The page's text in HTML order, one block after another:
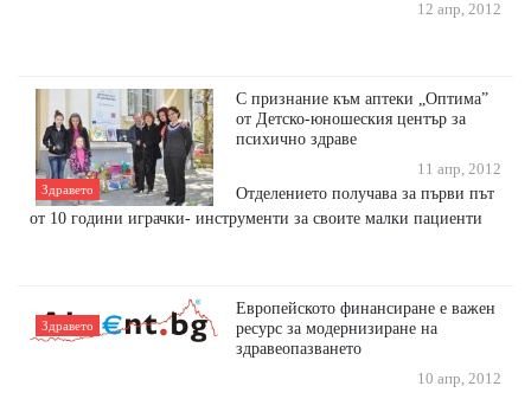
12 апр, 2012
Здравето
С признание към аптеки „Оптима”
от Детско-юношеския център за
психично здраве
11 апр, 2012
Отделението получава за първи път
от 10 години играчки- инструменти за своите малки пациенти
Здравето
Европейското финансиране е важен
ресурс за модернизиране на
здравеопазването
10 апр, 2012